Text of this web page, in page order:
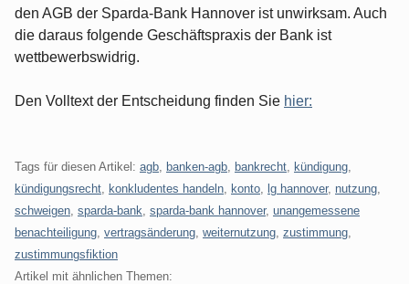
den AGB der Sparda-Bank Hannover ist unwirksam. Auch
die daraus folgende Geschäftspraxis der Bank ist
wettbewerbswidrig.
Den Volltext der Entscheidung finden Sie hier:
Tags für diesen Artikel: agb banken-agb bankrecht kündigung
kündigungsrecht
konkludentes handeln konto lg hannover, nutzung
schweigen sparda-bank sparda-bank hannover, unangemessene
benachteiligung vertragsänderung weiternutzung zustimmung
zustimmungsfiktion
Artikel mit ähnlichen Themen: